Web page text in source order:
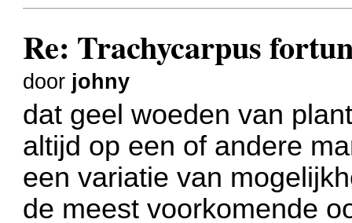
Re: Trachycarpus
door johny
dat geel woeden van
altijd op een of andere
een variatie van
de meest voorkomende